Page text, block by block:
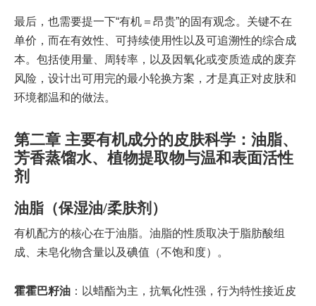
最后，也需要提一下“有机＝昂贵”的固有观念。关键不在
单价，而在有效性、可持续使用性以及可追溯性的综合成
本。包括使用量、周转率，以及因氧化或变质造成的废弃
风险，设计出可用完的最小轮换方案，才是真正对皮肤和
环境都温和的做法。
第二章 主要有机成分的皮肤科学：油脂、
芳香蒸馏水、植物提取物与温和表面活性
剂
油脂（保湿油/柔肤剂）
有机配方的核心在于油脂。油脂的性质取决于脂肪酸组
成、未皂化物含量以及碘值（不饱和度）。
霍霍巴籽油 ：以蜡酯为主，抗氧化性强，行为特性接近皮